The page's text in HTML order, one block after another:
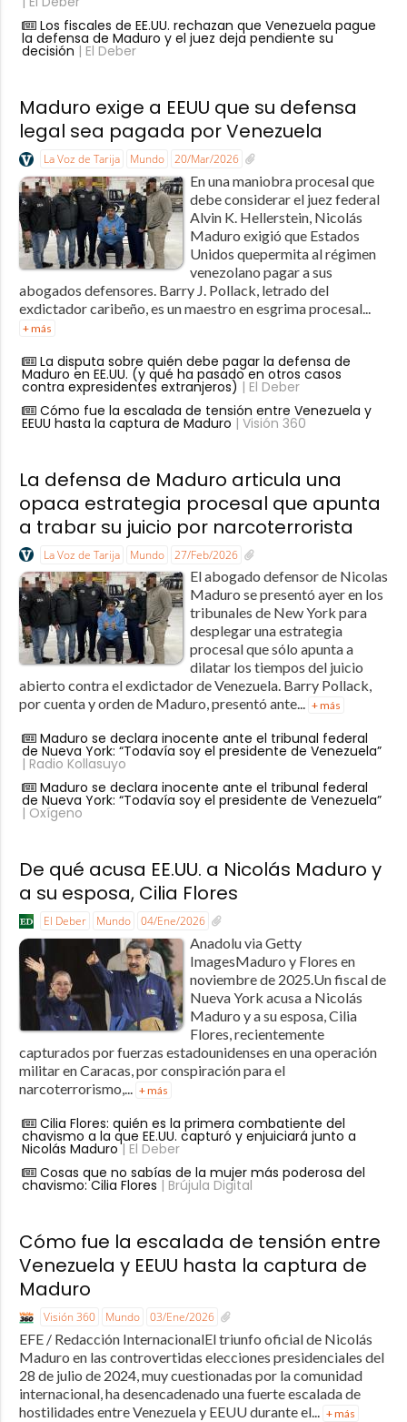
Los fiscales de EE.UU. rechazan que Venezuela pague
la defensa de Maduro y el juez deja pendiente su
decisión | El Deber
Maduro exige a EEUU que su defensa
legal sea pagada por Venezuela
La Voz de Tarija Mundo 20/Mar/2026
En una maniobra procesal que
debe considerar el juez federal
Alvin K. Hellerstein, Nicolás
Maduro exigió que Estados
Unidos quepermita al régimen
venezolano pagar a sus
abogados defensores. Barry J. Pollack, letrado del
exdictador caribeño, es un maestro en esgrima procesal...
+ más
La disputa sobre quién debe pagar la defensa de
Maduro en EE.UU. (y qué ha pasado en otros casos
contra expresidentes extranjeros) | El Deber
Cómo fue la escalada de tensión entre Venezuela y
EEUU hasta la captura de Maduro | Visión 360
La defensa de Maduro articula una
opaca estrategia procesal que apunta
a trabar su juicio por narcoterrorista
La Voz de Tarija Mundo 27/Feb/2026
El abogado defensor de Nicolas
Maduro se presentó ayer en los
tribunales de New York para
desplegar una estrategia
procesal que sólo apunta a
dilatar los tiempos del juicio
abierto contra el exdictador de Venezuela. Barry Pollack,
por cuenta y orden de Maduro, presentó ante... + más
Maduro se declara inocente ante el tribunal federal
de Nueva York: “Todavía soy el presidente de Venezuela”
| Radio Kollasuyo
Maduro se declara inocente ante el tribunal federal
de Nueva York: “Todavía soy el presidente de Venezuela”
| Oxígeno
De qué acusa EE.UU. a Nicolás Maduro y
a su esposa, Cilia Flores
El Deber Mundo 04/Ene/2026
Anadolu via Getty
ImagesMaduro y Flores en
noviembre de 2025.Un fiscal de
Nueva York acusa a Nicolás
Maduro y a su esposa, Cilia
Flores, recientemente
capturados por fuerzas estadounidenses en una operación
militar en Caracas, por conspiración para el
narcoterrorismo,... + más
Cilia Flores: quién es la primera combatiente del
chavismo a la que EE.UU. capturó y enjuiciará junto a
Nicolás Maduro| El Deber
Cosas que no sabías de la mujer más poderosa del
chavismo: Cilia Flores | Brújula Digital
Cómo fue la escalada de tensión entre
Venezuela y EEUU hasta la captura de
Maduro
Visión 360 Mundo 03/Ene/2026
EFE / Redacción InternacionalEl triunfo oficial de Nicolás
Maduro en las controvertidas elecciones presidenciales del
28 de julio de 2024, muy cuestionadas por la comunidad
internacional, ha desencadenado una fuerte escalada de
hostilidades entre Venezuela y EEUU durante el... + más